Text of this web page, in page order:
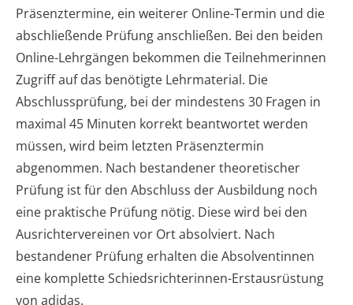
Präsenztermine, ein weiterer Online-Termin und die
abschließende Prüfung anschließen. Bei den beiden
Online-Lehrgängen bekommen die Teilnehmerinnen
Zugriff auf das benötigte Lehrmaterial. Die
Abschlussprüfung, bei der mindestens 30 Fragen in
maximal 45 Minuten korrekt beantwortet werden
müssen, wird beim letzten Präsenztermin
abgenommen. Nach bestandener theoretischer
Prüfung ist für den Abschluss der Ausbildung noch
eine praktische Prüfung nötig. Diese wird bei den
Ausrichtervereinen vor Ort absolviert. Nach
bestandener Prüfung erhalten die Absolventinnen
eine komplette Schiedsrichterinnen-Erstausrüstung
von adidas.